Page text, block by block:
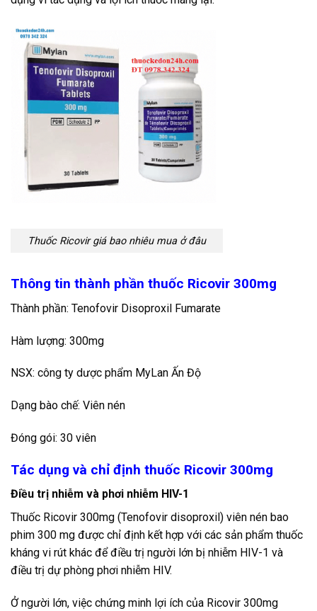
Thuốc Ricovir giá bao nhiêu mua ở đâu
Thông tin thành phần thuốc Ricovir 300mg
Thành phần: Tenofovir Disoproxil Fumarate
Hàm lượng: 300mg
NSX: công ty dược phẩm MyLan Ấn Độ
Dạng bào chế: Viên nén
Đóng gói: 30 viên
Tác dụng và chỉ định thuốc Ricovir 300mg
Điều trị nhiễm và phơi nhiễm HIV-1
Thuốc Ricovir 300mg (Tenofovir disoproxil) viên nén bao
phim 300 mg được chỉ định kết hợp với các sản phẩm thuốc
kháng vi rút khác để điều trị người lớn bị nhiễm HIV-1 và
điều trị dự phòng phơi nhiễm HIV.
Ở người lớn, việc chứng minh lợi ích của Ricovir 300mg